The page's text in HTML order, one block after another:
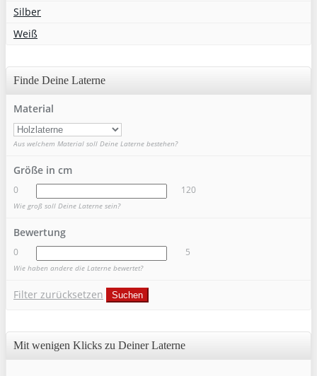
Silber
Weiß
Finde Deine Laterne
Material
Aus welchem Material soll Deine Laterne bestehen?
Größe in cm
0 120
Wie groß soll Deine Laterne sein?
Bewertung
0 5
Wie haben andere die Laterne bewertet?
Filter zurücksetzen Suchen
Mit wenigen Klicks zu Deiner Laterne